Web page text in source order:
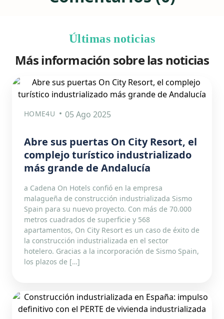
Últimas noticias
Más información sobre las noticias
HOME4U 05 Ago 2025
Abre sus puertas On City Resort, el
complejo turístico industrializado
más grande de Andalucía
a Cadena On Hotels confió en la empresa
malagueña de construcción industrializada Sismo
Spain para su nuevo proyecto. Con más de 70.000
metros cuadrados de superficie y 568
apartamentos, On City Resort es un caso de éxito de
la construcción industrializada en el sector
hotelero. Gracias a la incorporación de Sismo Spain,
los plazos de […]